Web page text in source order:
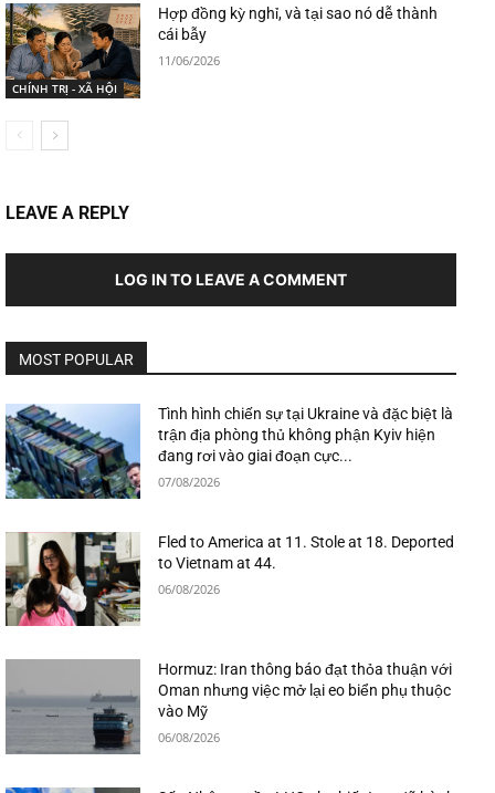
CHÍNH TRỊ - XÃ HỘI
Hợp đồng kỳ nghỉ, và tại sao nó dễ thành
cái bẫy
11/06/2026
LEAVE A REPLY
LOG IN TO LEAVE A COMMENT
MOST POPULAR
Tình hình chiến sự tại Ukraine và đặc biệt là
trận địa phòng thủ không phận Kyiv hiện
đang rơi vào giai đoạn cực...
07/08/2026
Fled to America at 11. Stole at 18. Deported
to Vietnam at 44.
06/08/2026
Hormuz: Iran thông báo đạt thỏa thuận với
Oman nhưng việc mở lại eo biển phụ thuộc
vào Mỹ
06/08/2026